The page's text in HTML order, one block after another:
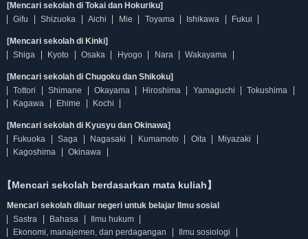
[Mencari sekolah di Tokai dan Hokuriku]
Gifu
Shizuoka Aichi Mie Toyama Ishikawa Fukui
[Mencari sekolah di Kinki]
Shiga
Kyoto Osaka Hyogo Nara Wakayama
[Mencari sekolah di Chugoku dan Shikoku]
Tottori
Shimane Okayama Hiroshima Yamaguchi
Tokushima
Kagawa
Ehime Kochi
[Mencari sekolah di Kyusyu dan Okinawa]
Fukuoka
Saga Nagasaki Kumamoto Oita
Miyazaki
Kagoshima
Okinawa
【Mencari sekolah berdasarkan mata kuliah】
Mencari sekolah diluar negeri untuk belajar Ilmu sosial
Sastra
Bahasa
Ilmu hukum
Ekonomi, manajemen, dan perdagangan
Ilmu sosiologi